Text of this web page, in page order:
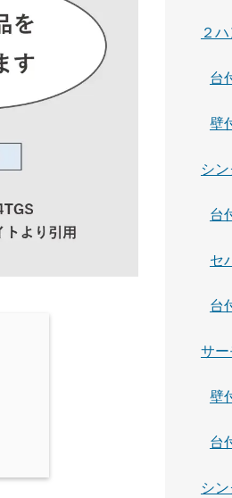
２
台
壁
シ
台
セ
台
サー
壁
台
シ